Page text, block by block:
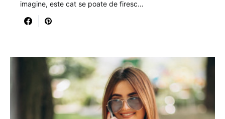
imagine, este cat se poate de firesc…